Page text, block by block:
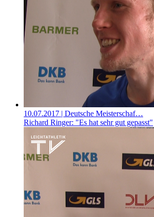
10.07.2017 | Deutsche Meisterschaf…
Richard Ringer: "Es hat sehr gut gepasst"